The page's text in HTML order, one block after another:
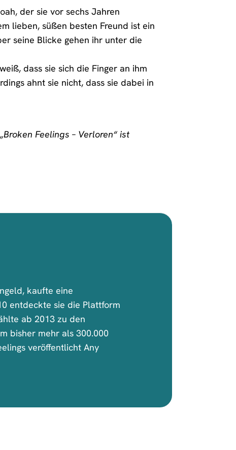
der sie vor sechs Jahren
lieben, süßen besten Freund ist ein
seine Blicke gehen ihr unter die
dass sie sich die Finger an ihm
ahnt sie nicht, dass sie dabei in
Feelings – Verloren“ ist
kaufte eine
entdeckte sie die Plattform
ab 2013 zu den
bisher mehr als 300.000
veröffentlicht Any